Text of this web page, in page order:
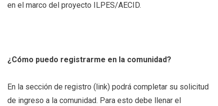
en el marco del proyecto ILPES/AECID.
¿Cómo puedo registrarme en la comunidad?
En la sección de registro (link) podrá completar su solicitud
de ingreso a la comunidad. Para esto debe llenar el